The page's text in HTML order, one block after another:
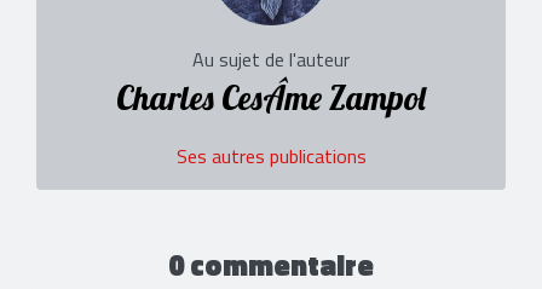
Au sujet de l'auteur
Charles CesÂme Zampol
Ses autres publications
0 commentaire